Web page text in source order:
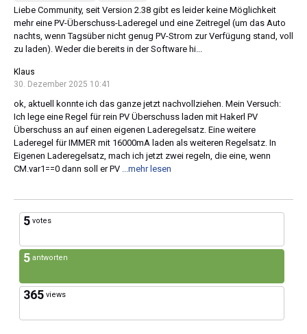
Liebe Community, seit Version 2.38 gibt es leider keine Möglichkeit
mehr eine PV-Überschuss-Laderegel und eine Zeitregel (um das Auto
nachts, wenn Tagsüber nicht genug PV-Strom zur Verfügung stand, voll
zu laden). Weder die bereits in der Software hi...
Klaus
30. Dezember 2025 10:41
ok, aktuell konnte ich das ganze jetzt nachvollziehen. Mein Versuch:
Ich lege eine Regel für rein PV Überschuss laden mit Hakerl PV
Überschuss an auf einen eigenen Laderegelsatz. Eine weitere
Laderegel für IMMER mit 16000mA laden als weiteren Regelsatz. In
Eigenen Laderegelsatz, mach ich jetzt zwei regeln, die eine, wenn
CM.var1==0 dann soll er PV ...mehr lesen
5 votes
5 antworten
365 views